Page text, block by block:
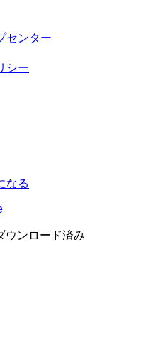
センター
シー
なる
ウンロード済み